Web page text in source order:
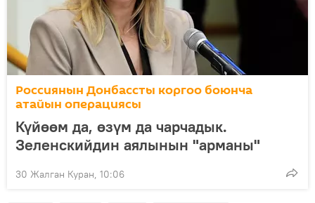
Россиянын Донбассты коргоо боюнча
атайын операциясы
Күйөөм да, өзүм да чарчадык.
Зеленскийдин аялынын "арманы"
30 Жалган Куран, 10:06